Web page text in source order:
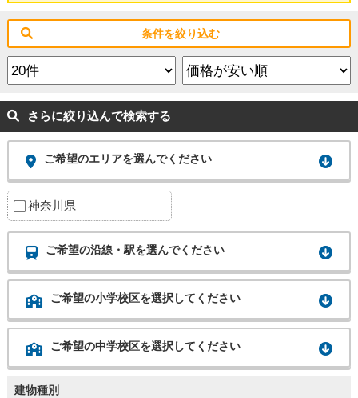
条件を絞り込む
さらに絞り込んで検索する
ご希望のエリアを選んでください
神奈川県
ご希望の沿線・駅を選んでください
ご希望の小学校区を選択してください
ご希望の中学校区を選択してください
建物種別